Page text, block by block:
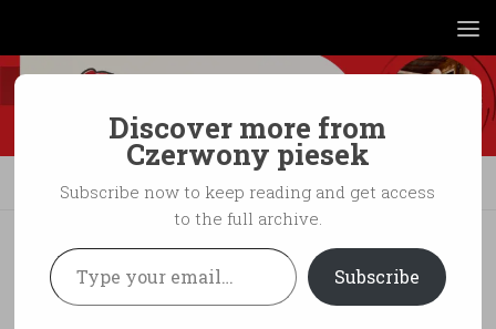
ZDROWIE
Stary pies – możesz opóźnić proces
starzenia!
Discover more from
Czerwony piesek
Subscribe now to keep reading and get access
to the full archive.
Type your email…
Subscribe